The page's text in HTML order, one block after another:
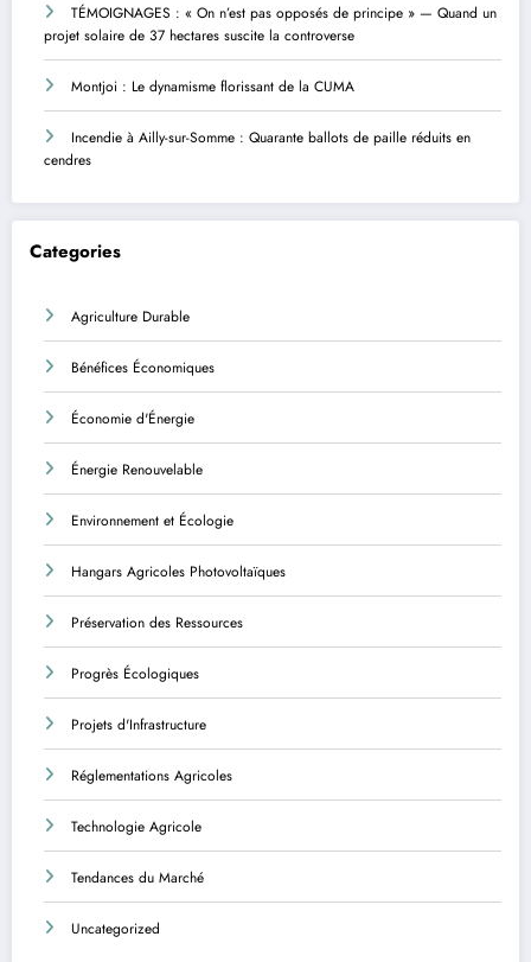
TÉMOIGNAGES : « On n’est pas opposés de principe » — Quand un
projet solaire de 37 hectares suscite la controverse
Montjoi : Le dynamisme florissant de la CUMA
Incendie à Ailly-sur-Somme : Quarante ballots de paille réduits en
cendres
Categories
Agriculture Durable
Bénéfices Économiques
Économie d'Énergie
Énergie Renouvelable
Environnement et Écologie
Hangars Agricoles Photovoltaïques
Préservation des Ressources
Progrès Écologiques
Projets d'Infrastructure
Réglementations Agricoles
Technologie Agricole
Tendances du Marché
Uncategorized